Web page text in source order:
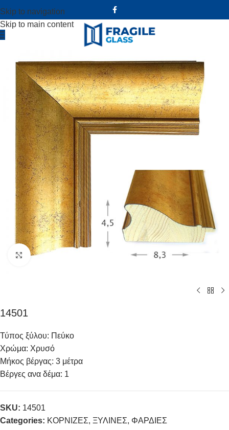
Skip to navigation
Skip to main content
Click to enlarge
14501
Τύπος ξύλου: Πεύκο
Χρώμα: Χρυσό
Μήκος βέργας: 3 μέτρα
Βέργες ανα δέμα: 1
SKU: 14501
Categories: ΚΟΡΝΙΖΕΣ, ΞΥΛΙΝΕΣ, ΦΑΡΔΙΕΣ